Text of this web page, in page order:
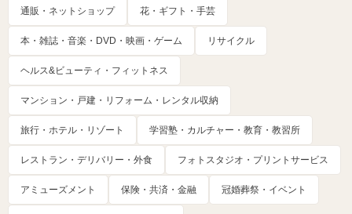
通販・ネットショップ 花・ギフト・手芸
本・雑誌・音楽・DVD・映画・ゲーム リサイクル
ヘルス&ビューティ・フィットネス
マンション・戸建・リフォーム・レンタル収納
旅行・ホテル・リゾート 学習塾・カルチャー・教育・教習所
レストラン・デリバリー・外食 フォトスタジオ・プリントサービス
アミューズメント 保険・共済・金融 冠婚葬祭・イベント